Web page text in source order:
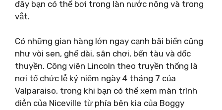
đây bạn có thể bơi trong làn nước nông và trong
vắt.
Có những gian hàng lớn ngay cạnh bãi biển cũng
như vòi sen, ghế dài, sân chơi, bến tàu và dốc
thuyền. Công viên Lincoln theo truyền thống là
nơi tổ chức lễ kỷ niệm ngày 4 tháng 7 của
Valparaiso, trong khi bạn có thể xem màn trình
diễn của Niceville từ phía bên kia của Boggy